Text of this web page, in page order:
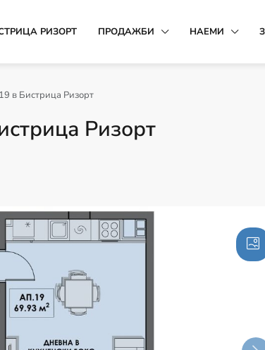
РИЗОРТ ПРОДАЖБИ НАЕМИ
в Бистрица Ризорт
Ризорт